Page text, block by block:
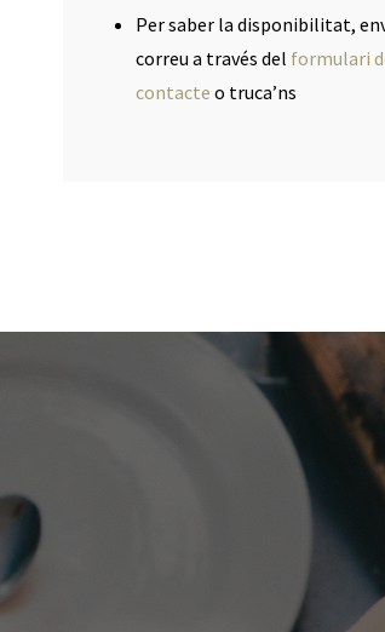
Per saber la disponibilitat,
correu a través del formulari
contacte o truca’ns
cuinar i ens van